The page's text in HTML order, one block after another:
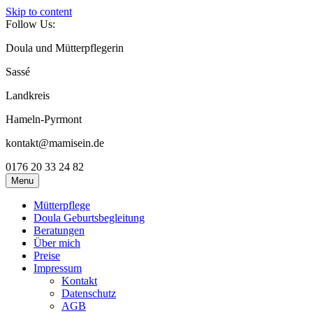
Skip to content
Follow Us:
Doula und Mütterpflegerin
Sassé
Landkreis
Hameln-Pyrmont
kontakt@mamisein.de
0176 20 33 24 82
Menu
Mütterpflege
Doula Geburtsbegleitung
Beratungen
Über mich
Preise
Impressum
Kontakt
Datenschutz
AGB